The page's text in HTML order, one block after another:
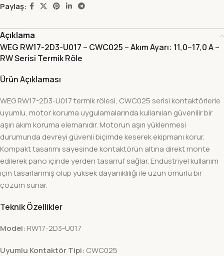
Paylaş:
Açıklama
WEG RW17-2D3-U017 – CWC025 – Akım Ayarı: 11,0–17,0 A –
RW Serisi Termik Röle
Ürün Açıklaması
WEG RW17-2D3-U017 termik rölesi, CWC025 serisi kontaktörlerle
uyumlu, motor koruma uygulamalarında kullanılan güvenilir bir
aşırı akım koruma elemanıdır. Motorun aşırı yüklenmesi
durumunda devreyi güvenli biçimde keserek ekipmanı korur.
Kompakt tasarımı sayesinde kontaktörün altına direkt monte
edilerek pano içinde yerden tasarruf sağlar. Endüstriyel kullanım
için tasarlanmış olup yüksek dayanıklılığı ile uzun ömürlü bir
çözüm sunar.
Teknik Özellikler
Model: RW17-2D3-U017
Uyumlu Kontaktör Tipi: CWC025